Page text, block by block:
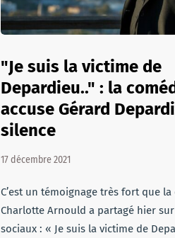
"Je suis la victime de
Depardieu.." : la
accuse Gérard
silence
17 décembre 2021
C’est un témoignage très fort que
Charlotte Arnould a partagé hier
sociaux : « Je suis la victime de